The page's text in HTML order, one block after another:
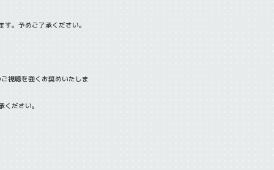
。予めご了承ください。
視聴を強くお奨めいたしま
ださい。